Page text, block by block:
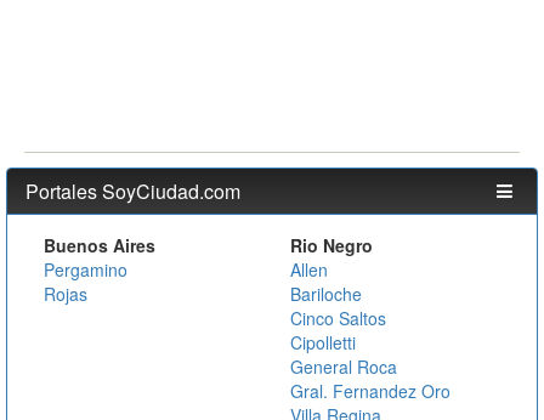
Portales SoyCiudad.com
Buenos Aires
Pergamino
Rojas
Rio Negro
Allen
Bariloche
Cinco Saltos
Cipolletti
General Roca
Gral. Fernandez Oro
Villa Regina